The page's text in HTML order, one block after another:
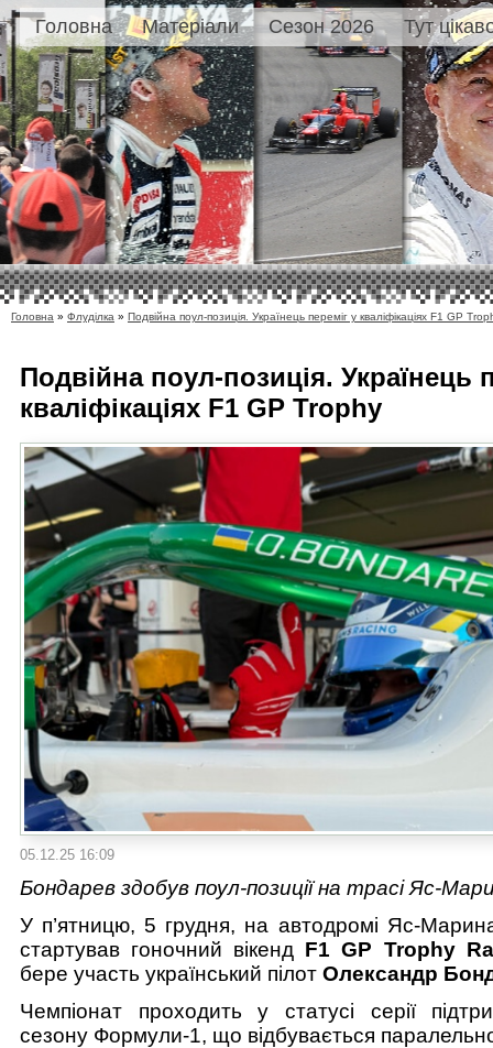
Головна Матеріали Сезон 2026 Тут
Головна » Флуділка » Подвійна поул-позиція. Українець переміг у кваліфікаціях F1 GP
Подвійна поул-позиція. Українець
кваліфікаціях F1 GP Trophy
05.12.25 16:09
Бондарев здобув поул-позиції на трасі Яс-
У п’ятницю, 5 грудня, на автодромі Яс-
стартував гоночний вікенд F1 GP Trophy
бере участь український пілот Олександр
Чемпіонат проходить у статусі серії
сезону Формули-1, що відбувається